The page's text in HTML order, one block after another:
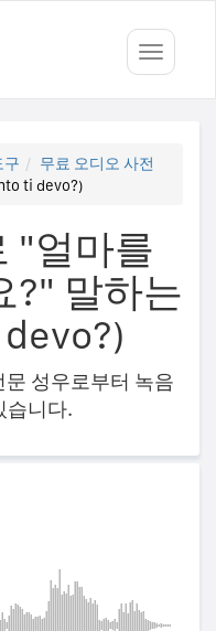
Toggle
구
무료 오디오 사전
ti devo?)
"얼마를
?" 말하는
성우로부터 녹음
습니다.